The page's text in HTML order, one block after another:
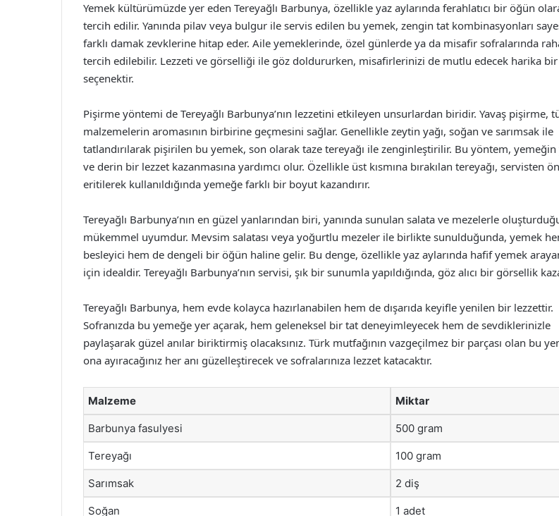
Yemek kültürümüzde yer eden Tereyağlı Barbunya, özellikle yaz aylarında ferahlatıcı bir öğün
tercih edilir. Yanında pilav veya bulgur ile servis edilen bu yemek, zengin tat kombinasyonları
farklı damak zevklerine hitap eder. Aile yemeklerinde, özel günlerde ya da misafir sofralarında
tercih edilebilir. Lezzeti ve görselliği ile göz doldururken, misafirlerinizi de mutlu edecek harika bir
seçenektir.
Pişirme yöntemi de Tereyağlı Barbunya’nın lezzetini etkileyen unsurlardan biridir. Yavaş pişirme,
malzemelerin aromasının birbirine geçmesini sağlar. Genellikle zeytin yağı, soğan ve sarımsak ile
tatlandırılarak pişirilen bu yemek, son olarak taze tereyağı ile zenginleştirilir. Bu yöntem,
ve derin bir lezzet kazanmasına yardımcı olur. Özellikle üst kısmına bırakılan tereyağı, servisten
eritilerek kullanıldığında yemeğe farklı bir boyut kazandırır.
Tereyağlı Barbunya’nın en güzel yanlarından biri, yanında sunulan salata ve mezelerle
mükemmel uyumdur. Mevsim salatası veya yoğurtlu mezeler ile birlikte sunulduğunda, yemek
besleyici hem de dengeli bir öğün haline gelir. Bu denge, özellikle yaz aylarında hafif yemek
için idealdir. Tereyağlı Barbunya’nın servisi, şık bir sunumla yapıldığında, göz alıcı bir görsellik
Tereyağlı Barbunya, hem evde kolayca hazırlanabilen hem de dışarıda keyifle yenilen bir lezzettir.
Sofranızda bu yemeğe yer açarak, hem geleneksel bir tat deneyimleyecek hem de sevdiklerinizle
paylaşarak güzel anılar biriktirmiş olacaksınız. Türk mutfağının vazgeçilmez bir parçası olan bu
ona ayıracağınız her anı güzelleştirecek ve sofralarınıza lezzet katacaktır.
Malzeme Miktar
Barbunya fasulyesi 500 gram
Tereyağı 100 gram
Sarımsak 2 diş
Soğan 1 adet